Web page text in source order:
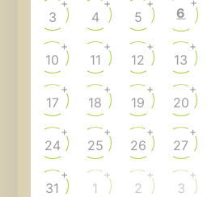
3
+
4
+
5
+
6
10
+
11
+
12
+
13
+
17
+
18
+
19
+
20
+
24
+
25
+
26
+
27
+
31
+
1
+
2
+
3
+